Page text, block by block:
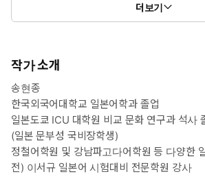
최신 기출문제 유형을 파악하여 시험에 자주
전에 충분히 대비할 수 있는 파이널 테스트
공략하기〉, 〈N1 청해 실전 공략하기〉로
마지막으로 QR 코드 검색을 통해 학습자들
답 및 해석을 간편하게 확인할 수 있도록 하
더보기
작가 소개
송현종
한국외국어대학교 일본어학과 졸업
일본도쿄 ICU 대학원 비교 문화 연구과 석사
(일본 문부성 국비장학생)
정철어학원 및 강남파고다어학원 등 다양한
전) 이서규 일본어 시험대비 전문학원 강사